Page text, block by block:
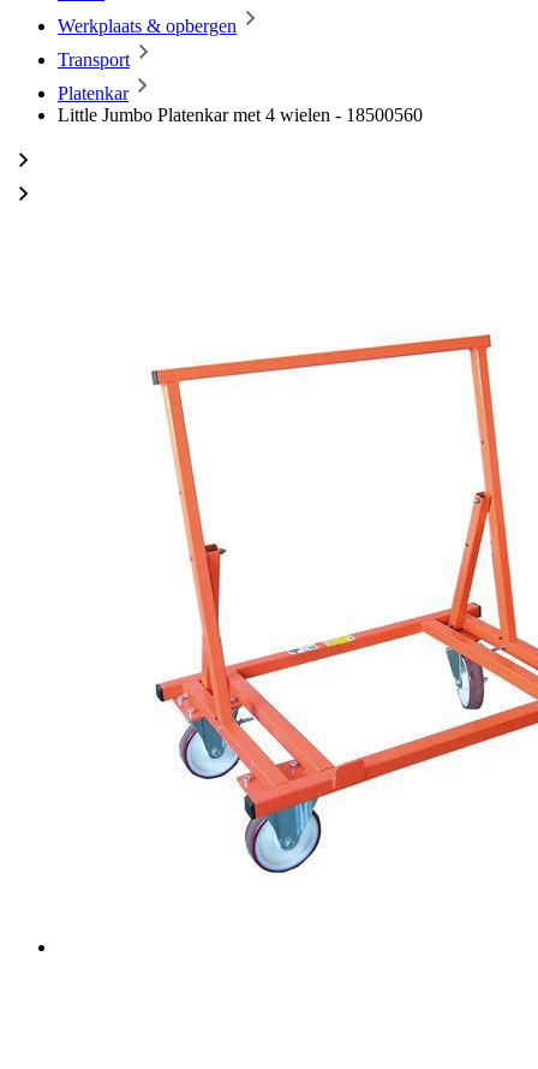
Werkplaats & opbergen
Transport
Platenkar
Little Jumbo Platenkar met 4 wielen - 18500560